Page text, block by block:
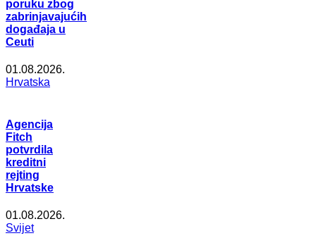
poruku zbog
zabrinjavajućih
događaja u
Ceuti
01.08.2026.
Hrvatska
Agencija
Fitch
potvrdila
kreditni
rejting
Hrvatske
01.08.2026.
Svijet